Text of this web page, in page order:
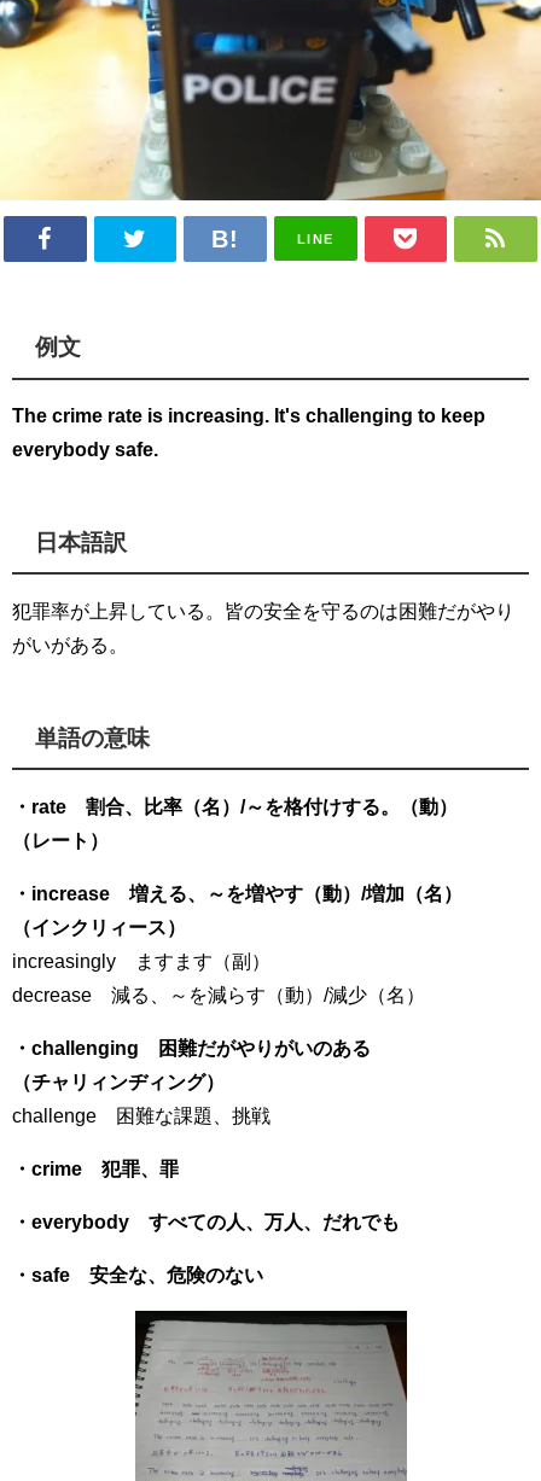
LINE
例文
The crime rate is increasing . It's challenging to keep
everybody safe.
日本語訳
犯罪率が上昇している。皆の安全を守るのは困難だがやり
がいがある。
単語の意味
・rate 割合、比率（名）/～を格付けする。（動）
（レート）
・increase 増える、～を増やす（動）/増加（名）
（インクリィース）
increasingly ますます（副）
decrease 減る、～を減らす（動）/減少（名）
・challenging 困難だがやりがいのある
（チャリィンヂィング）
challenge 困難な課題、挑戦
・crime 犯罪、罪
・everybody すべての人、万人、だれでも
・safe 安全な、危険のない